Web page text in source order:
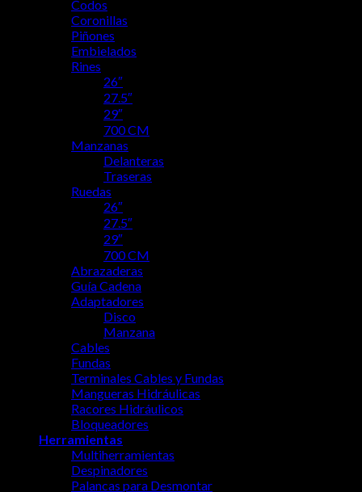
Codos
Coronillas
Piñones
Embielados
Rines
26″
27.5″
29″
700 CM
Manzanas
Delanteras
Traseras
Ruedas
26″
27.5″
29″
700 CM
Abrazaderas
Guía Cadena
Adaptadores
Disco
Manzana
Cables
Fundas
Terminales Cables y Fundas
Mangueras Hidráulicas
Racores Hidráulicos
Bloqueadores
Herramientas
Multiherramientas
Despinadores
Palancas para Desmontar